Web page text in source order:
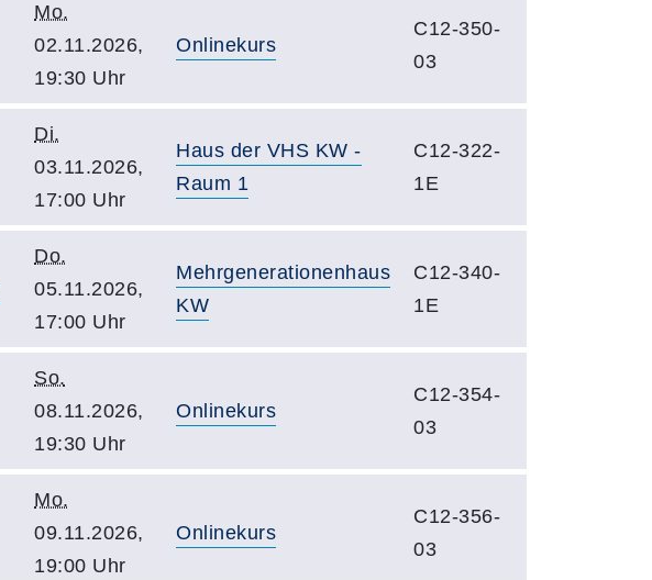
Mo.
02.11.2026,
19:30 Uhr
Onlinekurs
C12-350-
03
Di.
03.11.2026,
17:00 Uhr
Haus der VHS KW -
Raum 1
C12-322-
1E
Do.
05.11.2026,
17:00 Uhr
Mehrgenerationenhaus
KW
C12-340-
1E
So.
08.11.2026,
19:30 Uhr
Onlinekurs
C12-354-
03
Mo.
09.11.2026,
19:00 Uhr
Onlinekurs
C12-356-
03